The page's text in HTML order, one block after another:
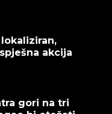
akcija
gori na tri